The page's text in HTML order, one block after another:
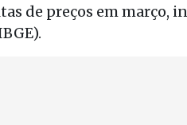
de preços em março,